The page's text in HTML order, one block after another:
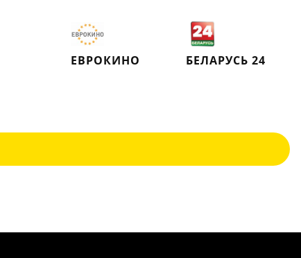
ЕВРОКИНО БЕЛАРУСЬ 24